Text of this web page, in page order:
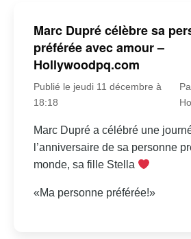
Marc Dupré célèbre sa
préférée avec amour –
Hollywoodpq.com
Publié le jeudi 11 décembre à
18:18
Marc Dupré a célébré une
l’anniversaire de sa personne
monde, sa fille Stella
«Ma personne préférée!»